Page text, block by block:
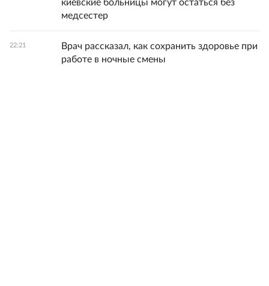
киевские больницы могут остаться без
медсестер
22:21
Врач рассказал, как сохранить здоровье при
работе в ночные смены